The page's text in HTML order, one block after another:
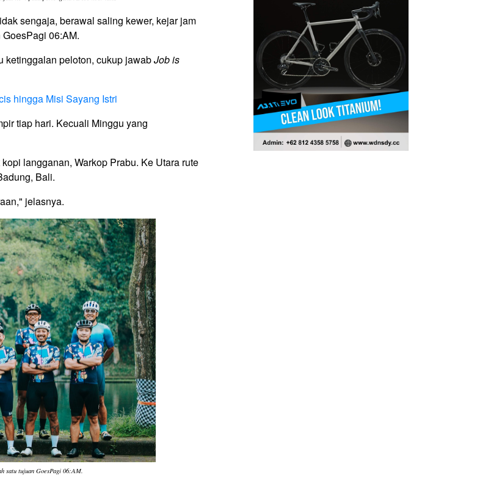
sengaja, berawal saling kewer, kejar jam
06:AM.
ketinggalan peloton, cukup jawabJob is
hingga Misi Sayang Istri
tiap hari. Kecuali Minggu yang
langganan, Warkop Prabu. Ke Utara rute
Bali.
jelasnya.
satu tujuan GoesPagi 06:AM.